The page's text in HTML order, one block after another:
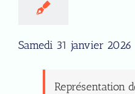
Samedi 31 janvier 2026
Représentation